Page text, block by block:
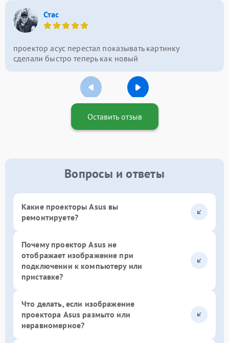
Стас
проектор асус перестал показывать картинку
сделали быстро теперь как новый
Оставить отзыв
Вопросы и ответы
Какие проекторы Asus вы
ремонтируете?
Почему проектор Asus не
отображает изображение при
подключении к компьютеру или
приставке?
Что делать, если изображение
проектора Asus размыто или
неравномерное?